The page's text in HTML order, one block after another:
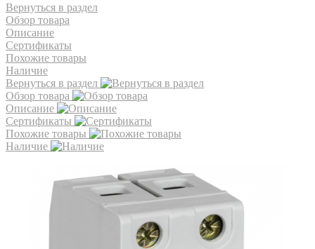
Вернуться в раздел
Обзор товара
Описание
Сертификаты
Похожие товары
Наличие
Вернуться в раздел
Обзор товара
Описание
Сертификаты
Похожие товары
Наличие